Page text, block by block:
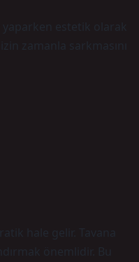
estetik olarak
zamanla sarkmasını
hale gelir. Tavana
önemlidir. Bu